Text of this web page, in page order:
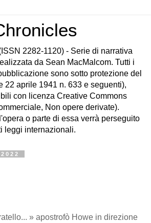
2282-1120) - Serie di narrativa
da Sean MacMalcom. Tutti i
sono sotto protezione del
22 aprile 1941 n. 633 e seguenti),
con licenza Creative Commons
Non opere derivate).
o parte di essa verrà perseguito
leggi internazionali.
» apostrofò Howe in direzione